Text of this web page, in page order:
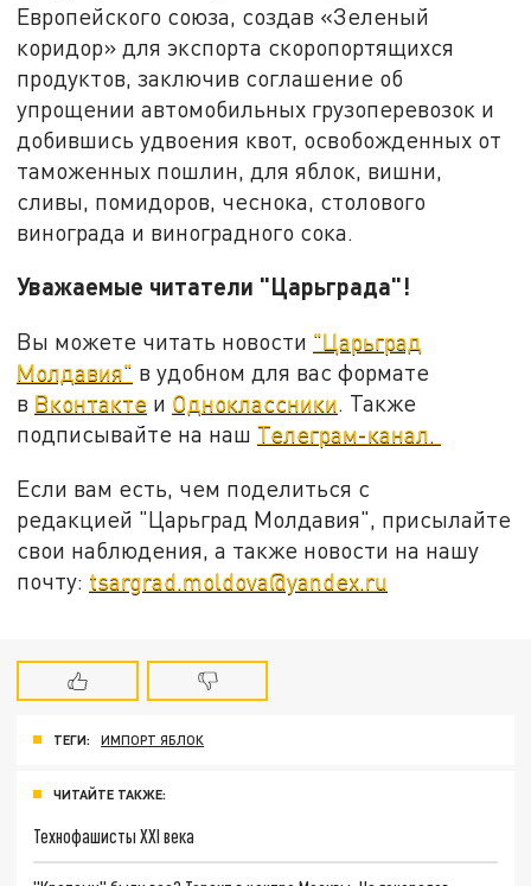
Европейского союза, создав «Зеленый
коридор» для экспорта скоропортящихся
продуктов, заключив соглашение об
упрощении автомобильных грузоперевозок и
добившись удвоения квот, освобожденных от
таможенных пошлин, для яблок, вишни,
сливы, помидоров, чеснока, столового
винограда и виноградного сока.
Уважаемые читатели "Царьграда"!
Вы можете читать новости "Царьград
Молдавия" в удобном для вас формате
в Вконтакте и Одноклассники. Также
подписывайте на наш Телеграм-канал.
Если вам есть, чем поделиться с
редакцией "Царьград Молдавия", присылайте
свои наблюдения, а также новости на нашу
почту: tsargrad.moldova@yandex.ru
ТЕГИ: ИМПОРТ ЯБЛОК
ЧИТАЙТЕ ТАКЖЕ:
Технофашисты XXI века